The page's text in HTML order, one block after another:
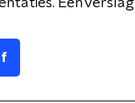
Een